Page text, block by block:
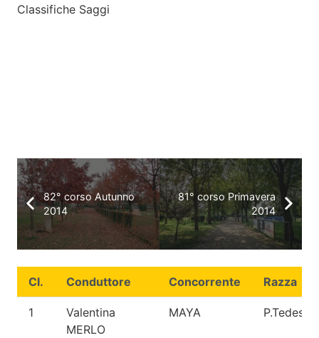
Classifiche Saggi
82° corso Autunno
2014
81° corso Primavera
2014
Cl. Conduttore Concorrente Razza
1
Valentina
MERLO
MAYA P.Tedesco